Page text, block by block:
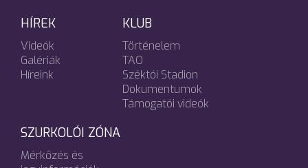
HÍREK
Videók
Galériák
Híreink
KLUB
Történelem
TAO
Széktói Stadion
Dokumentumok
Támogatói videók
SZURKOLÓI ZÓNA
Mérkőzés és